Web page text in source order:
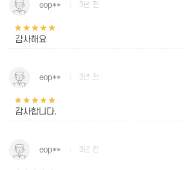
eop** 3년 전
감사해요
eop** 3년 전
감사합니다.
eop** 3년 전